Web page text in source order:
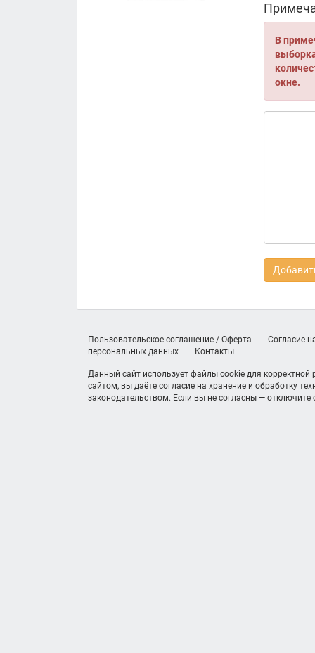
В
окне.
Пользовательское соглашение / Оферта
Согласие
персональных данных
Контакты
Данный сайт использует файлы cookie для
сайтом, вы даёте согласие на хранение и обработку
законодательством. Если вы не согласны — отключите